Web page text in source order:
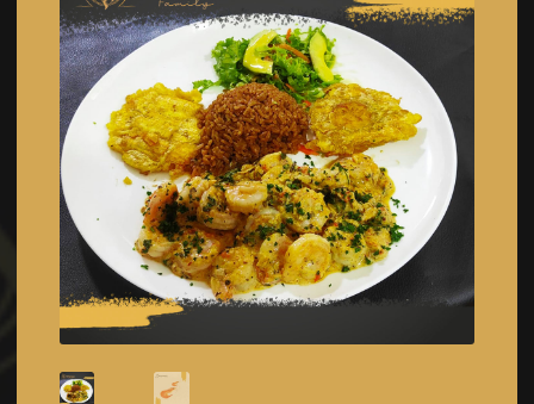
ENCUESTA DE SATISFACCIÓN